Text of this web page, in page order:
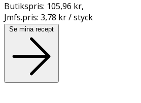
Butikspris: 105,96 kr,
Jmfs.pris: 3,78 kr / styck
Se mina recept